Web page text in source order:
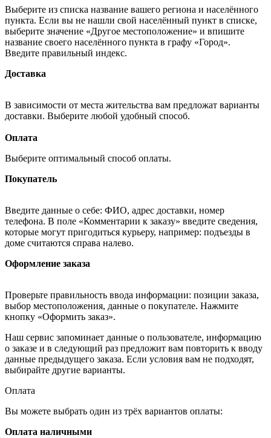
Выберите из списка название вашего региона и населённого
пункта. Если вы не нашли свой населённый пункт в списке,
выберите значение «Другое местоположение» и впишите
название своего населённого пункта в графу «Город».
Введите правильный индекс.
Доставка
В зависимости от места жительства вам предложат варианты
доставки. Выберите любой удобный способ.
Оплата
Выберите оптимальный способ оплаты.
Покупатель
Введите данные о себе: ФИО, адрес доставки, номер
телефона. В поле «Комментарии к заказу» введите сведения,
которые могут пригодиться курьеру, например: подъезды в
доме считаются справа налево.
Оформление заказа
Проверьте правильность ввода информации: позиции заказа,
выбор местоположения, данные о покупателе. Нажмите
кнопку «Оформить заказ».
Наш сервис запоминает данные о пользователе, информацию
о заказе и в следующий раз предложит вам повторить к вводу
данные предыдущего заказа. Если условия вам не подходят,
выбирайте другие варианты.
Оплата
Вы можете выбрать один из трёх вариантов оплаты:
Оплата наличными